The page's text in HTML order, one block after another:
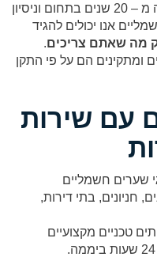
כחברה המובילה בתחום עם למעלה מ – 20 שנים בתחום וניסיון
אנו יכולים להגיד
מה שאתם צריכים.
ומתקינים הם על פי התקן
עם שירות
שערים חשמליים
חניונים, בתי דירות,
טכניים מקצועיים